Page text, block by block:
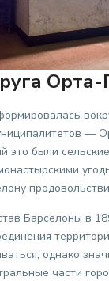
—
это были
Барселоны в
однако
части